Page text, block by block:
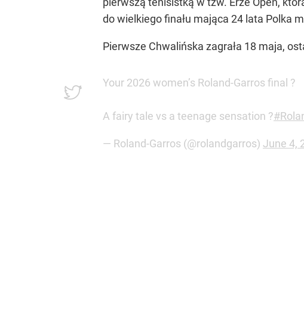
do wielkiego finału mająca 24 lata Polka
Pierwsze Chwalińska zagrała 18 maja,
Your 2026 women’s Roland-Garros final ?
A fairy tale vs a teenage sensation ?
— Roland-Garros (@rolandgarros) June 4,